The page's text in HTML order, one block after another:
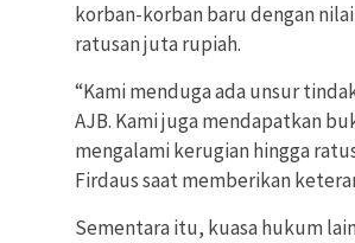
korban-korban baru dengan
ratusan juta rupiah.
“Kami menduga ada unsur
AJB. Kami juga mendapatkan
mengalami kerugian hingga
Firdaus saat memberikan
Sementara itu, kuasa hukum